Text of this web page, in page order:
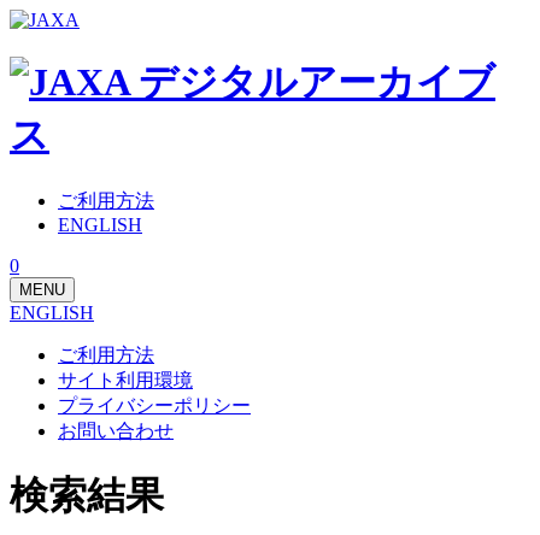
ご利用方法
ENGLISH
0
MENU
ENGLISH
ご利用方法
サイト利用環境
プライバシーポリシー
お問い合わせ
検索結果